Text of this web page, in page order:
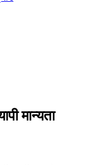
मान्यता